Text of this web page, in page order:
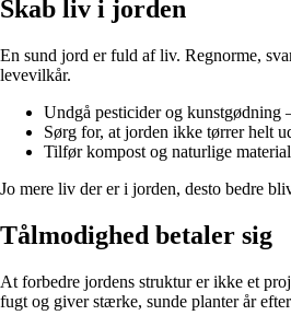
Skab liv i jorden
En sund jord er fuld af liv. Regnorme,
levevilkår.
Undgå pesticider og kunstgødning
Sørg for, at jorden ikke tørrer helt
Tilfør kompost og naturlige
Jo mere liv der er i jorden, desto bedre
Tålmodighed betaler sig
At forbedre jordens struktur er ikke et
fugt og giver stærke, sunde planter år